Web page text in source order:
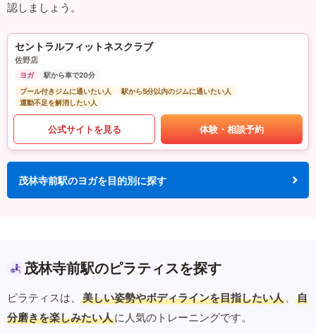
認しましょう。
セントラルフィットネスクラブ
佐野店
ヨガ
駅から車で20分
プール付きジムに通いたい人
駅から5分以内のジムに通いたい人
運動不足を解消したい人
公式サイトを見る 体験・相談予約
茂林寺前駅のヨガを目的別に探す
茂林寺前駅のピラティスを探す
ピラティスは、 美しい姿勢やボディラインを目指したい人 、
自
分磨きを楽しみたい人に人気のトレーニングです。